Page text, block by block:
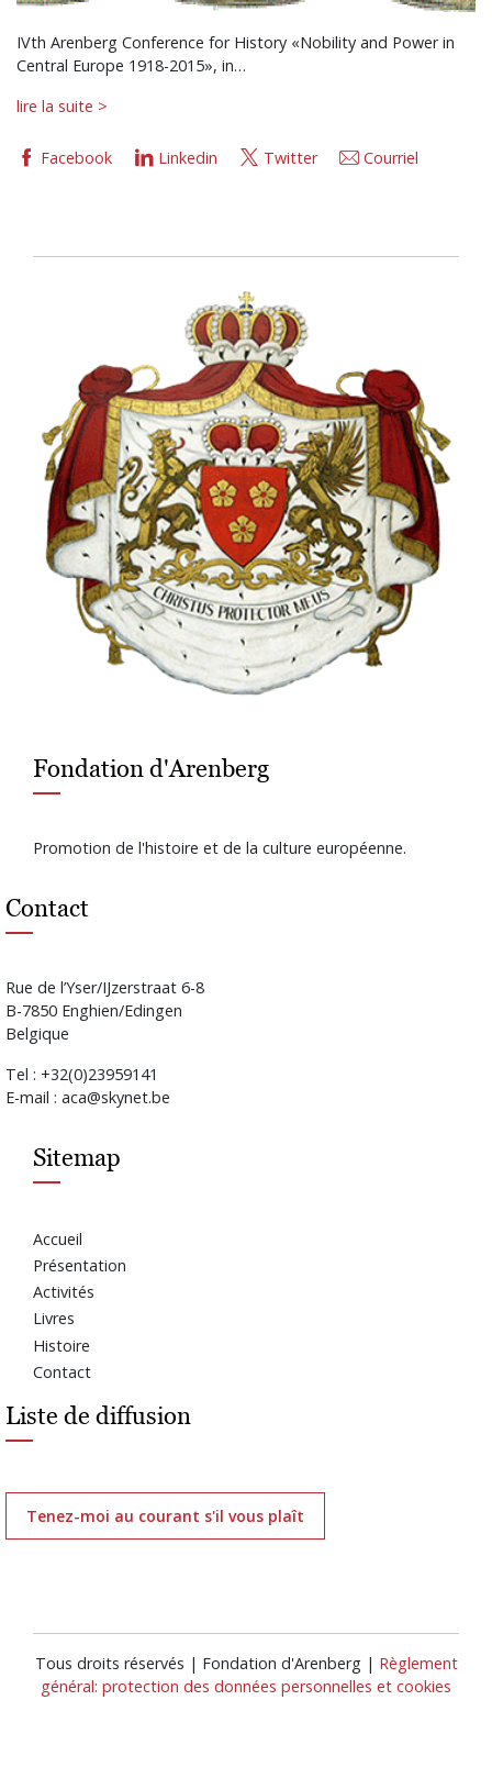
IVth Arenberg Conference for History «Nobility and Power in
Central Europe 1918-2015», in…
lire la suite >
Facebook Linkedin Twitter Courriel
Fondation d'Arenberg
Promotion de l'histoire et de la culture européenne.
Contact
Rue de l’Yser/IJzerstraat 6-8
B-7850 Enghien/Edingen
Belgique
Tel : +32(0)23959141
E-mail : aca@skynet.be
Sitemap
Accueil
Présentation
Activités
Livres
Histoire
Contact
Liste de diffusion
Tenez-moi au courant s'il vous plaît
Tous droits réservés | Fondation d'Arenberg | Règlement
général: protection des données personnelles et cookies